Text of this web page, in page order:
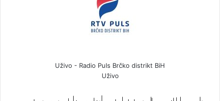
Uživo - Radio Puls Brčko distrikt BiH
Uživo